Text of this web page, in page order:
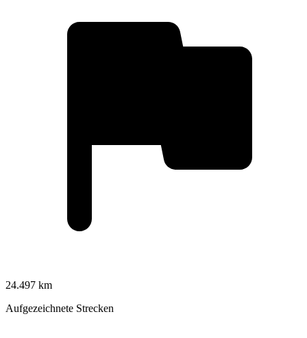
24.497 km
Aufgezeichnete Strecken